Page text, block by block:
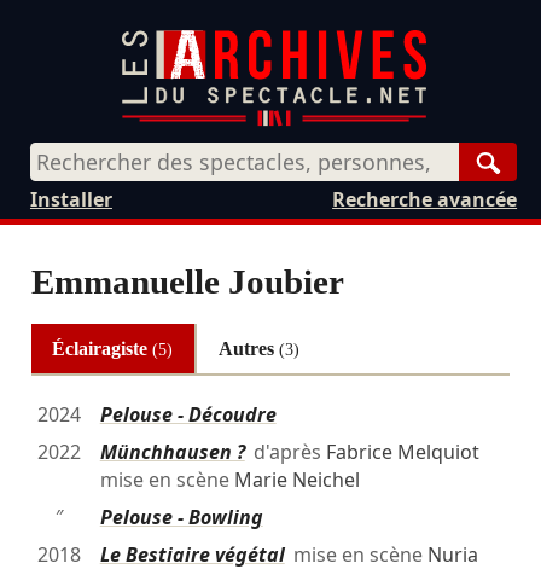
Recherche avancée
Installer
Emmanuelle Joubier
Éclairagiste(5) Autres (3)
2024
Pelouse - Découdre
2022
Münchhausen ?d'après Fabrice Melquiot
mise en scène Marie Neichel
″
Pelouse - Bowling
2018
Le Bestiaire végétalmise en scène Nuria